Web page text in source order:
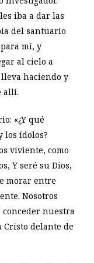
iba a dar las
del santuario
mí, y
al cielo a
lleva haciendo y
allí.
«¿Y qué
los ídolos?
viviente, como
Y seré su Dios,
morar entre
Nosotros
nuestra
delante de